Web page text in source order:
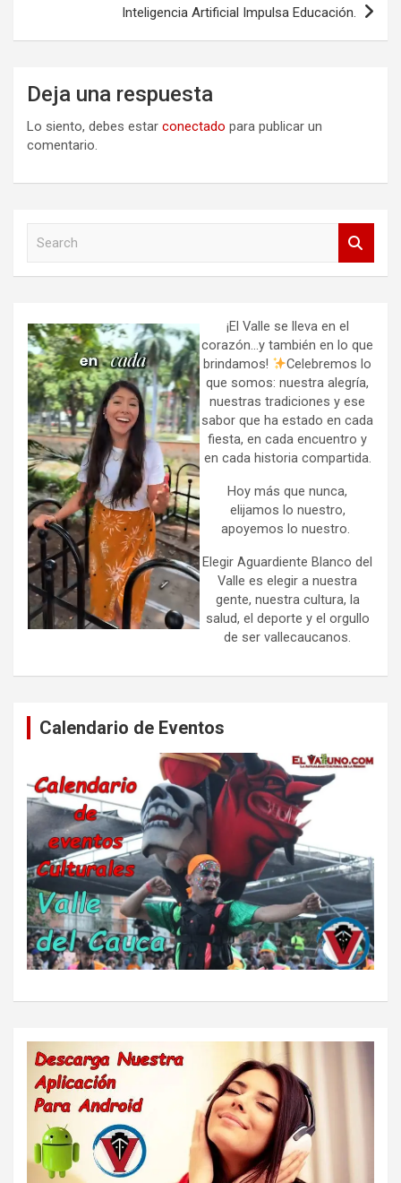
Inteligencia Artificial Impulsa Educación.
Deja una respuesta
Lo siento, debes estar conectado para publicar un
comentario.
h
¡El Valle se lleva en el
corazón…y también en lo que
brindamos!
Celebremos lo
que somos: nuestra alegría,
nuestras tradiciones y ese
sabor que ha estado en cada
fiesta, en cada encuentro y
en cada historia compartida.
Hoy más que nunca,
elijamos lo nuestro,
apoyemos lo nuestro.
Elegir Aguardiente Blanco del
Valle es elegir a nuestra
gente, nuestra cultura, la
salud, el deporte y el orgullo
de ser vallecaucanos.
Calendario de Eventos